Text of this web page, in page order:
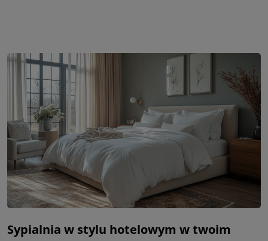
Sypialnia w stylu hotelowym w twoim